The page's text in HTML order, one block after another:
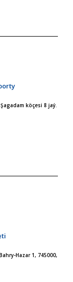
köçesi 8 jaý.
Hazar 1, 745000,